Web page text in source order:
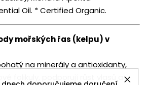
Oil. * Certified Organic.
mořských řas (kelpu) v
na minerály a antioxidanty,
folikuly, podporují růst vlasů a